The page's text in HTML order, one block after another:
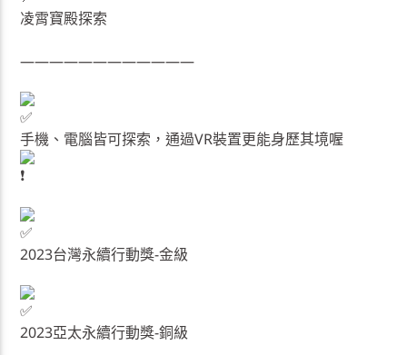
凌霄寶殿探索
————————————
手機、電腦皆可探索，通過VR裝置更能身歷其境喔
2023台灣永續行動獎-金級
2023亞太永續行動獎-銅級